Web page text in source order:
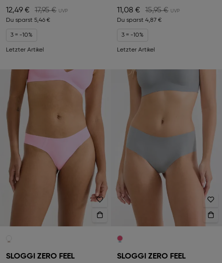
12,49 €
17,95 €
Du sparst 5,46 €
3 = -10%
Letzter Artikel
11,08 €
15,95 €
Du sparst 4,87 €
3 = -10%
Letzter Artikel
SLOGGI ZERO FEEL
SLOGGI ZERO FEEL